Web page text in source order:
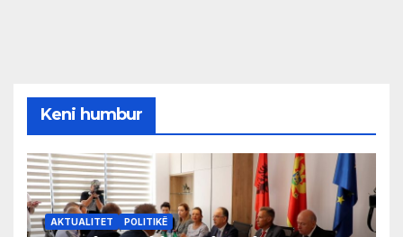
Keni humbur
AKTUALITET POLITIKË